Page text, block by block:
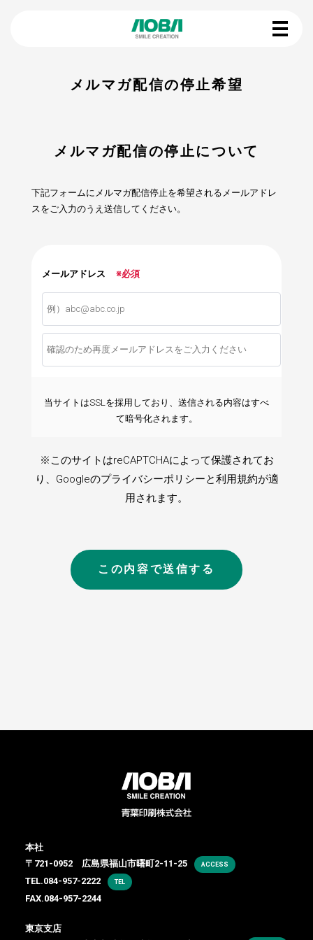
メルマガ配信の停止希望
メルマガ配信の停止について
下記フォームにメルマガ配信停止を希望されるメールアドレ
スをご入力のうえ送信してください。
メールアドレス ※必須
当サイトはSSLを採用しており、送信される内容はすべ
て暗号化されます。
※このサイトはreCAPTCHAによって保護されてお
り、Googleのプライバシーポリシーと利用規約が適
用されます。
本社
〒721-0952 広島県福山市曙町2-11-25
ACCESS
TEL.084-957-2222 TEL
FAX.084-957-2244
東京支店